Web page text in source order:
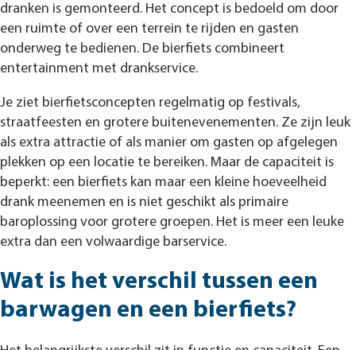
dranken is gemonteerd. Het concept is bedoeld om door
een ruimte of over een terrein te rijden en gasten
onderweg te bedienen. De bierfiets combineert
entertainment met drankservice.
Je ziet bierfietsconcepten regelmatig op festivals,
straatfeesten en grotere buitenevenementen. Ze zijn leuk
als extra attractie of als manier om gasten op afgelegen
plekken op een locatie te bereiken. Maar de capaciteit is
beperkt: een bierfiets kan maar een kleine hoeveelheid
drank meenemen en is niet geschikt als primaire
baroplossing voor grotere groepen. Het is meer een leuke
extra dan een volwaardige barservice.
Wat is het verschil tussen een
barwagen en een bierfiets?